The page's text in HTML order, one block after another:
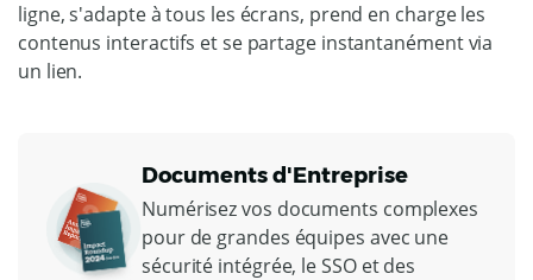
ligne, s'adapte à tous les écrans, prend en charge les
contenus interactifs et se partage instantanément via
un lien.
Documents d'Entreprise
Numérisez vos documents complexes
pour de grandes équipes avec une
sécurité intégrée, le SSO et des